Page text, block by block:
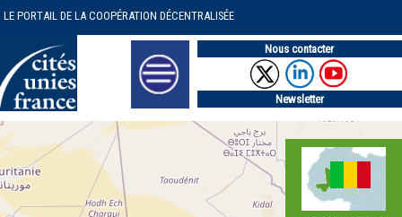
LE PORTAIL DE LA COOPÉRATION DÉCENTRALISÉE
Nous contacter
Newsletter